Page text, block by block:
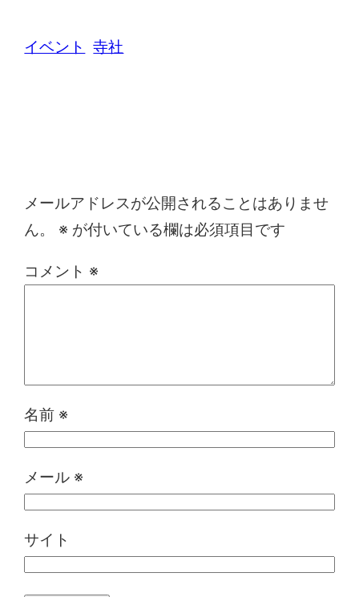
イベント 寺社
メールアドレスが公開されることはありませ
ん。
※ が付いている欄は必須項目です
コメント ※
名前 ※
メール ※
サイト